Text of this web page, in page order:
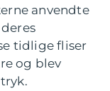
anvendte
tidlige fliser
og blev